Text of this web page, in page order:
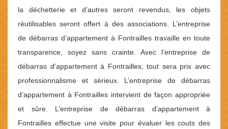
la déchetterie et d’autres seront revendus, les objets
réutilisables seront offert à des associations. L’entreprise
de débarras d’appartement à Fontrailles travaille en toute
transparence, soyez sans crainte. Avec l’entreprise de
débarras d’appartement à Fontrailles, tout sera prix avec
professionnalisme et sérieux. L’entreprise de débarras
d’appartement à Fontrailles intervient de façon appropriée
et sûre. L’entreprise de débarras d’appartement à
Fontrailles effectue une visite pour évaluer les couts des